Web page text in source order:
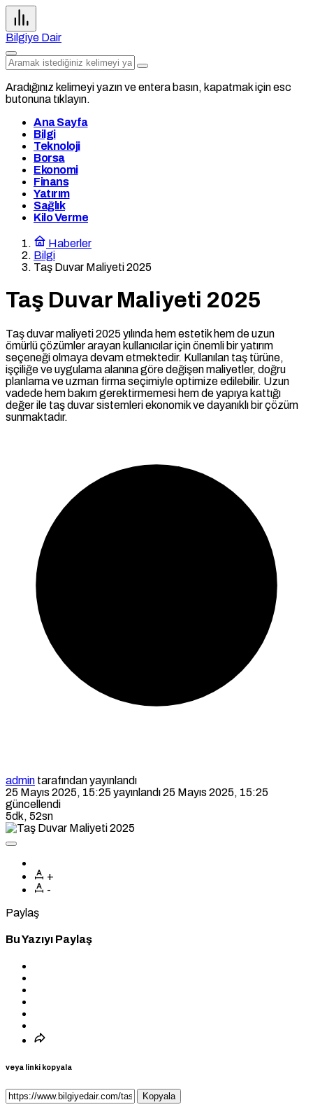
Bilgiye Dair
Aradığınız kelimeyi yazın ve entera basın, kapatmak için esc
butonuna tıklayın.
Ana Sayfa
Bilgi
Teknoloji
Borsa
Ekonomi
Finans
Yatırım
Sağlık
Kilo Verme
Haberler
Bilgi
Taş Duvar Maliyeti 2025
Taş Duvar Maliyeti 2025
Taş duvar maliyeti 2025 yılında hem estetik hem de uzun
ömürlü çözümler arayan kullanıcılar için önemli bir yatırım
seçeneği olmaya devam etmektedir. Kullanılan taş türüne,
işçiliğe ve uygulama alanına göre değişen maliyetler, doğru
planlama ve uzman firma seçimiyle optimize edilebilir. Uzun
vadede hem bakım gerektirmemesi hem de yapıya kattığı
değer ile taş duvar sistemleri ekonomik ve dayanıklı bir çözüm
sunmaktadır.
admin tarafından yayınlandı
25 Mayıs 2025, 15:25 yayınlandı25 Mayıs 2025, 15:25
güncellendi
5dk, 52sn
+
-
Paylaş
Bu Yazıyı Paylaş
veya linki kopyala
Kopyala